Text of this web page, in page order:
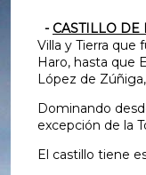
- CASTILLO DE
Villa y Tierra que
Haro, hasta que
López de
Dominando
excepción de la
El castillo tiene